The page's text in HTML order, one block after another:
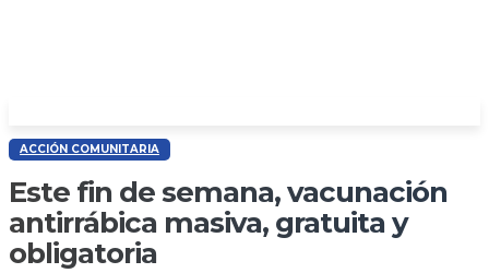
ACCIÓN COMUNITARIA
Este fin de semana, vacunación
antirrábica masiva, gratuita y
obligatoria